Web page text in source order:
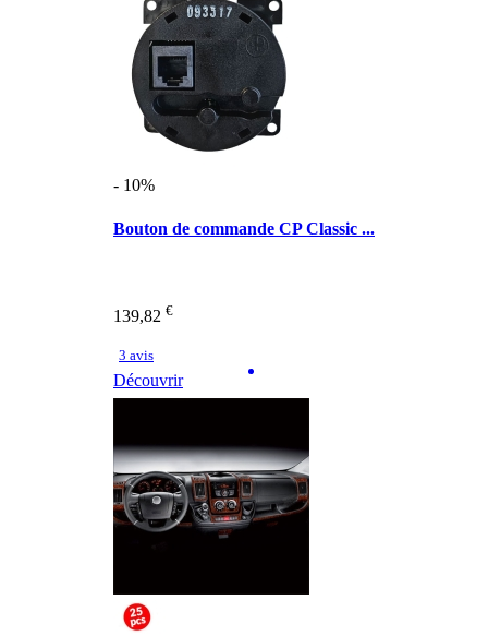
- 10%
Bouton de commande CP Classic ...
139,82 €
3 avis
Découvrir